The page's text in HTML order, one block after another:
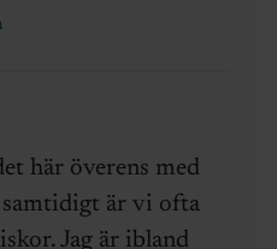
här överens med
är vi ofta
Jag är ibland